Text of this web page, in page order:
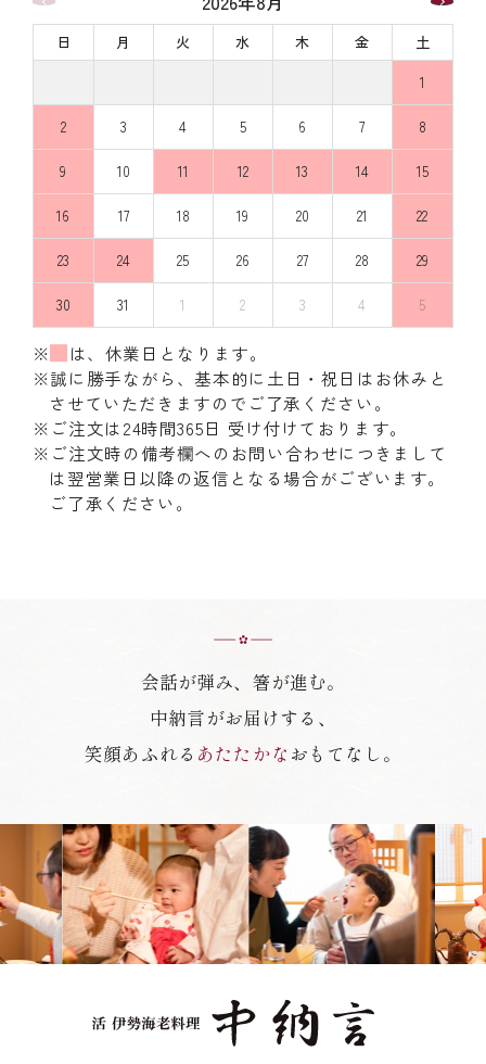
日 月 火 水 木 金
土
1
2 3 4 5 6 7 8
9 10 11 12 13 14 15
16 17 18 19 20 21 22
23 24 25 26 27 28 29
30 31 1 2 3 4 5
※
は、休業日となります。
※誠に勝手ながら、基本的に土日・祝日はお休みと
させていただきますのでご了承ください。
※ご注文は24時間365日 受け付けております。
※ご注文時の備考欄へのお問い合わせにつきまして
は翌営業日以降の返信となる場合がございます。
ご了承ください。
会話が弾み、箸が進む。
中納言がお届けする、
笑顔あふれる あたたかな おもてなし。